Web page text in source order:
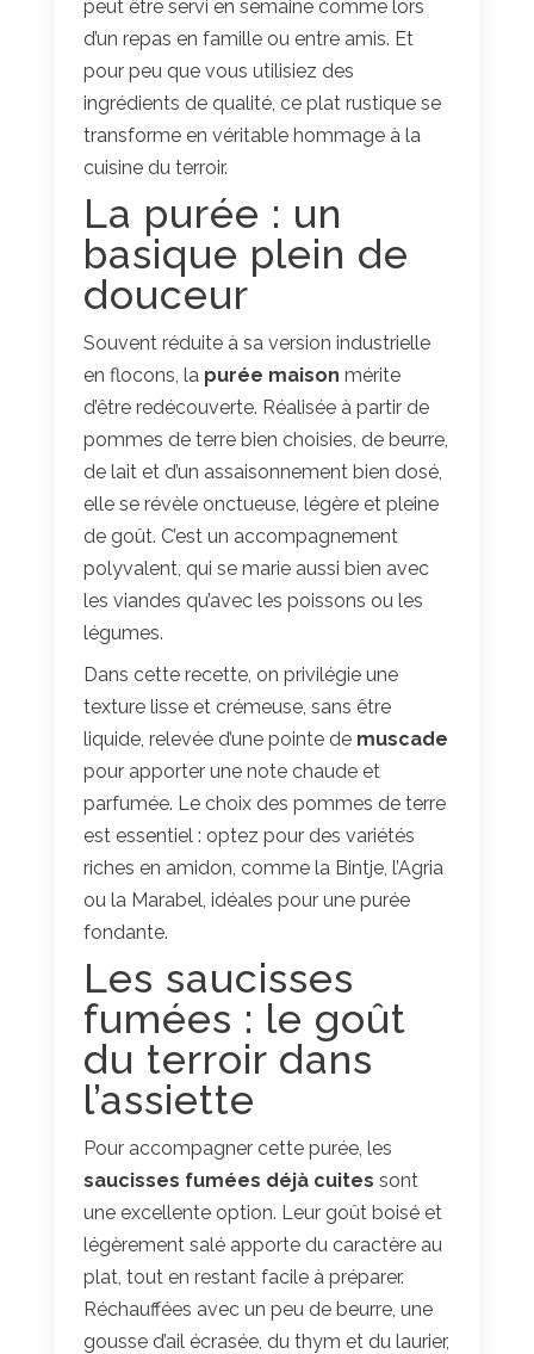
peut être servi en semaine comme lors
d’un repas en famille ou entre amis. Et
pour peu que vous utilisiez des
ingrédients de qualité, ce plat rustique se
transforme en véritable hommage à la
cuisine du terroir.
La purée : un
basique plein de
douceur
Souvent réduite à sa version industrielle
en flocons, la purée maison mérite
d’être redécouverte. Réalisée à partir de
pommes de terre bien choisies, de beurre,
de lait et d’un assaisonnement bien dosé,
elle se révèle onctueuse, légère et pleine
de goût. C’est un accompagnement
polyvalent, qui se marie aussi bien avec
les viandes qu’avec les poissons ou les
légumes.
Dans cette recette, on privilégie une
texture lisse et crémeuse, sans être
liquide, relevée d’une pointe de muscade
pour apporter une note chaude et
parfumée. Le choix des pommes de terre
est essentiel : optez pour des variétés
riches en amidon, comme la Bintje, l’Agria
ou la Marabel, idéales pour une purée
fondante.
Les saucisses
fumées : le goût
du terroir dans
l’assiette
Pour accompagner cette purée, les
saucisses fumées déjà cuites sont
une excellente option. Leur goût boisé et
légèrement salé apporte du caractère au
plat, tout en restant facile à préparer.
Réchauffées avec un peu de beurre, une
gousse d’ail écrasée, du thym et du laurier,